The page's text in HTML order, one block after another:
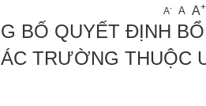
A- A A+
BỐ QUYẾT ĐỊNH BỔ
TRƯỜNG THUỘC